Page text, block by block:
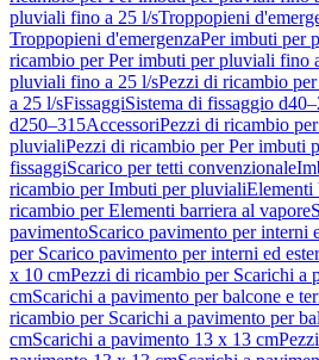
pluviali fino a 25 l/sTroppopieni
Troppopieni d'emergenzaPer imbuti per
ricambio per Per imbuti per pluviali fino
pluviali fino a 25 l/sPezzi di ricambio
a 25 l/sFissaggiSistema di fissaggio
d250–315AccessoriPezzi di ricambio
pluvialiPezzi di ricambio per Per imbuti
fissaggiScarico per tetti convenzionale
ricambio per Imbuti per pluvialiElementi
ricambio per Elementi barriera al vapore
pavimentoScarico pavimento per interni
per Scarico pavimento per interni ed
x 10 cmPezzi di ricambio per Scarichi a
cmScarichi a pavimento per balcone e
ricambio per Scarichi a pavimento per
cmScarichi a pavimento 13 x 13 cm